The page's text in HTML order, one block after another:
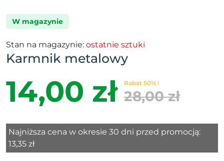
W magazynie
Stan na magazynie: ostatnie sztuki
Karmnik metalowy
14,00 zł Rabat 50% !
28,00 zł
Najniższa cena w okresie 30 dni przed promocją:
13,35 zł